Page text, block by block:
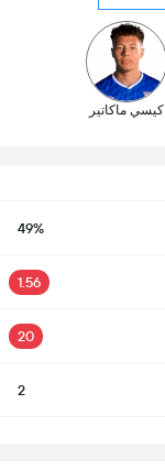
كيسي ماكاتير
49%
1.56
20
2